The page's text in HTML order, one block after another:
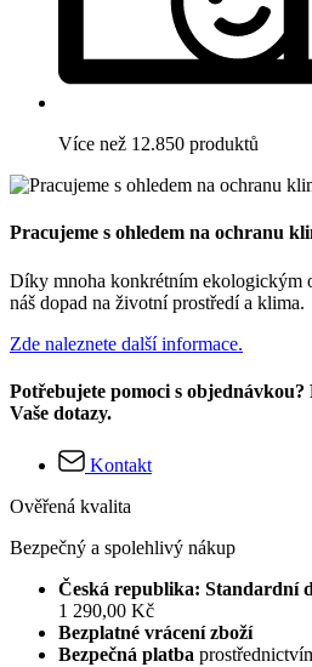
Více než 12.850 produktů
Pracujeme s ohledem na ochranu
Díky mnoha konkrétním ekologickým
náš dopad na životní prostředí a klima.
Zde naleznete další informace.
Potřebujete pomoci s
Vaše dotazy.
Kontakt
Ověřená kvalita
Bezpečný a spolehlivý nákup
Česká republika: Standardní
1 290,00 Kč
Bezplatné vrácení zboží
Bezpečná platba